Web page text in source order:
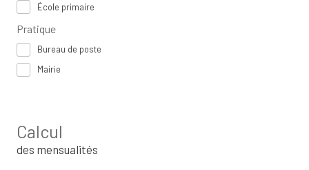
École primaire
Pratique
Bureau de poste
Mairie
Calcul
des mensualités